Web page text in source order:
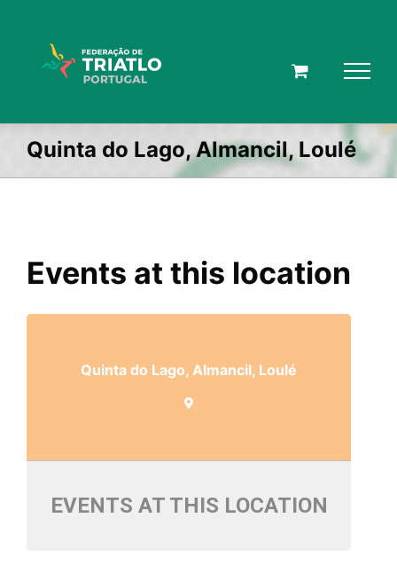
Quinta do Lago, Almancil, Loulé
Events at this location
Quinta do Lago, Almancil, Loulé
EVENTS AT THIS LOCATION